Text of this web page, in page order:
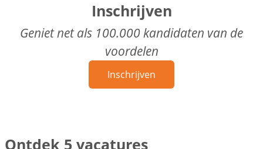
Inschrijven
Geniet net als 100.000 kandidaten van de
voordelen
Inschrijven
Ontdek 5 vacatures